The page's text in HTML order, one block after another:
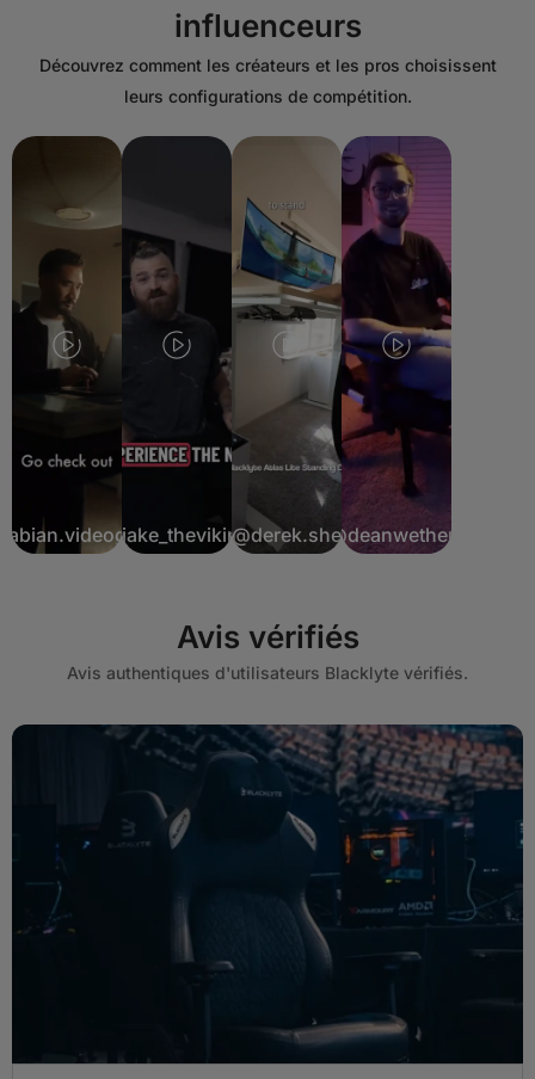
influenceurs
Découvrez comment les créateurs et les pros choisissent
leurs configurations de compétition.
@jake_theviking@derek.she@deanwethers
Avis vérifiés
Avis authentiques d'utilisateurs Blacklyte vérifiés.